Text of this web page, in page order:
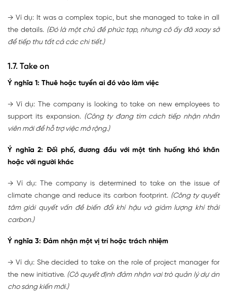
→ Ví dụ: It was a complex topic, but she managed to take in all
the details. (Đó là một chủ đề phức tạp, nhưng cô ấy đã xoay sở
để tiếp thu tất cả các chi tiết.)
1.7. Take on
Ý nghĩa 1: Thuê hoặc tuyển ai đó vào làm việc
→ Ví dụ: The company is looking to take on new employees to
support its expansion. (Công ty đang tìm cách tiếp nhận nhân
viên mới để hỗ trợ việc mở rộng.)
Ý nghĩa 2: Đối phố, đương đầu với một tình huống khó khăn
hoặc với người khác
→ Ví dụ: The company is determined to take on the issue of
climate change and reduce its carbon footprint. (Công ty quyết
tâm giải quyết vấn đề biến đổi khí hậu và giảm lượng khí thải
carbon.)
Ý nghĩa 3: Đảm nhận một vị trí hoặc trách nhiệm
→ Ví dụ: She decided to take on the role of project manager for
the new initiative. (Cô quyết định đảm nhận vai trò quản lý dự án
cho sáng kiến ​​mới.)